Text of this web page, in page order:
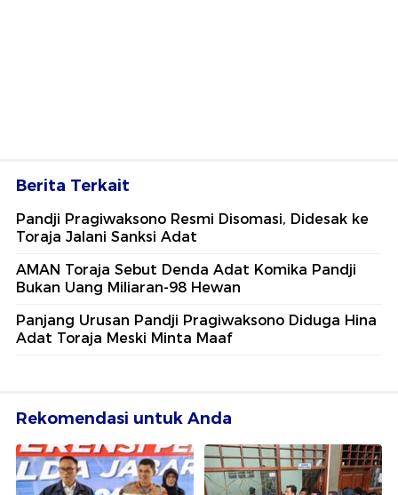
Berita Terkait
Pandji Pragiwaksono Resmi Disomasi, Didesak ke
Toraja Jalani Sanksi Adat
AMAN Toraja Sebut Denda Adat Komika Pandji
Bukan Uang Miliaran-98 Hewan
Panjang Urusan Pandji Pragiwaksono Diduga Hina
Adat Toraja Meski Minta Maaf
Rekomendasi untuk Anda